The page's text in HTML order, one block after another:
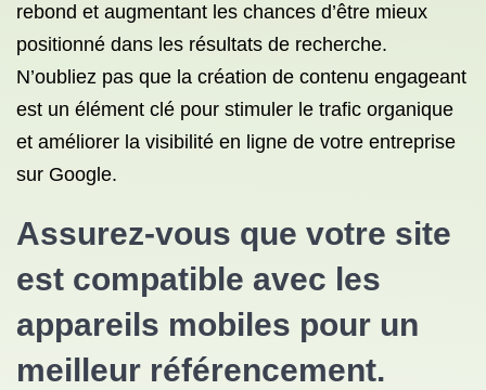
rebond et augmentant les chances d’être mieux
positionné dans les résultats de recherche.
N’oubliez pas que la création de contenu engageant
est un élément clé pour stimuler le trafic organique
et améliorer la visibilité en ligne de votre entreprise
sur Google.
Assurez-vous que votre site
est compatible avec les
appareils mobiles pour un
meilleur référencement.